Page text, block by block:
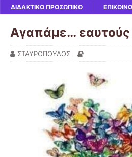
ΔΙΔΑΚΤΙΚΟ ΠΡΟΣΩΠΙΚΟ
Αγαπάμε… εαυτούς
ΣΤΑΥΡΟΠΟΥΛΟΣ